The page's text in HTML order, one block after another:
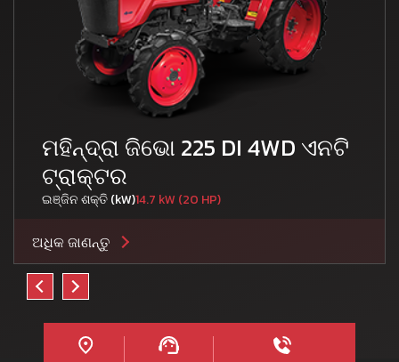
ମହିନ୍ଦ୍ରା ଜିଭୋ 225 DI 4WD ଏନଟି
ଟ୍ରାକ୍ଟର
ଇଞ୍ଜିନ ଶକ୍ତି (kW)14.7 kW (20 HP)
ଅଧିକ ଜାଣନ୍ତୁ